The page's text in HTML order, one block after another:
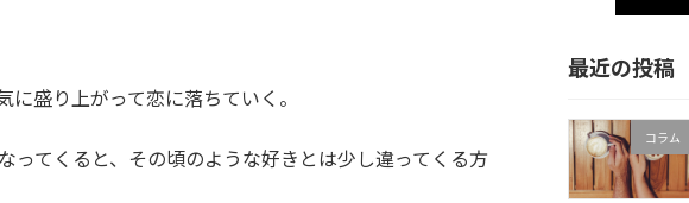
盛り上がって恋に落ちていく。
ってくると、その頃のような好きとは少し違ってくる方
最近の投稿
コラム